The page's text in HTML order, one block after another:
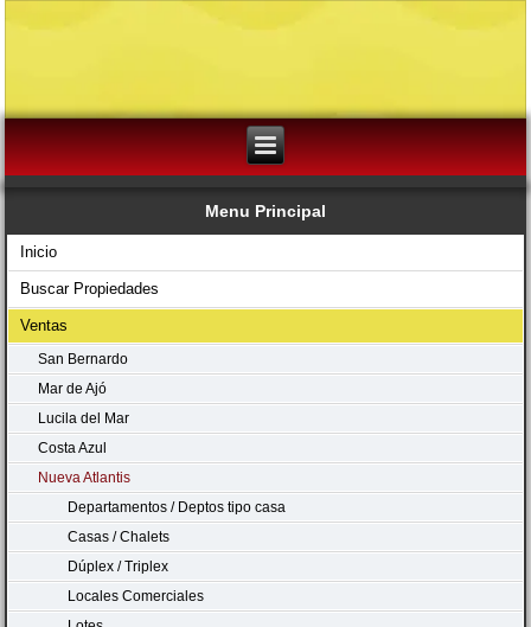
Menu Principal
Inicio
Buscar Propiedades
Ventas
San Bernardo
Mar de Ajó
Lucila del Mar
Costa Azul
Nueva Atlantis
Departamentos / Deptos tipo casa
Casas / Chalets
Dúplex / Triplex
Locales Comerciales